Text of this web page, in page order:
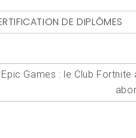
DE DIPLÔMES
Epic Games : le Club